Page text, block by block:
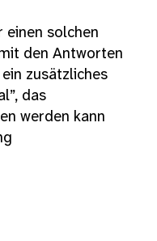
einen solchen
den Antworten
zusätzliches
das
werden kann